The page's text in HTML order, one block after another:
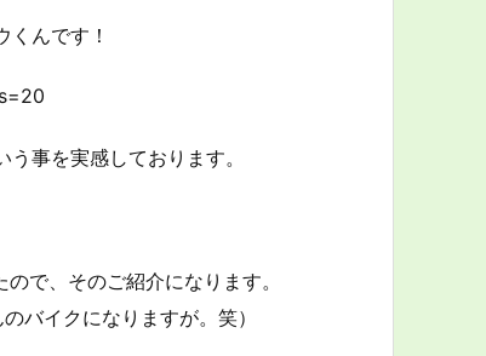
んです！
事を実感しております。
ので、そのご紹介になります。
バイクになりますが。笑）